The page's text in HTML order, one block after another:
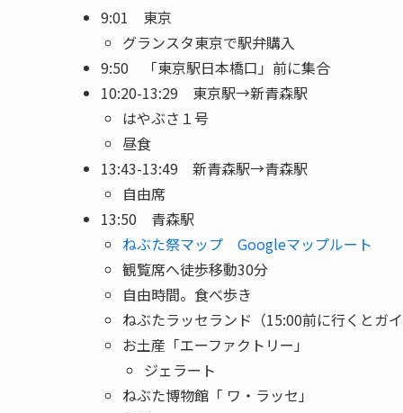
9:01 東京
グランスタ東京で駅弁購入
9:50 「東京駅日本橋口」前に集合
10:20-13:29 東京駅→新青森駅
はやぶさ１号
昼食
13:43-13:49 新青森駅→青森駅
自由席
13:50 青森駅
ねぶた祭マップ
Googleマップルート
観覧席へ徒歩移動30分
自由時間。食べ歩き
ねぶたラッセランド（15:00前に行くとガ
お土産「エーファクトリー」
ジェラート
ねぶた博物館「 ワ・ラッセ」